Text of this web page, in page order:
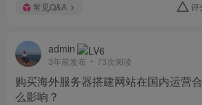
常见Q&A 评
admin
3年前发布 73次阅读
购买海外服务器搭建网站在国内运营
么影响？